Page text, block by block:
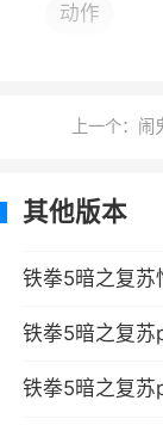
下载全世界
斗战绩排行
储卡中
2、对招
3、如
是来自
动作
上一个：闹
其他版本
铁拳5暗之复苏
铁拳5暗之复苏
铁拳5暗之复苏